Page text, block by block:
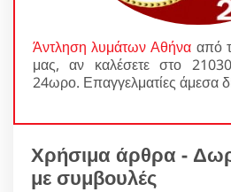
Άντληση λυμάτων Αθήνα από
μας, αν καλέσετε στο
24ωρο. Επαγγελματίες άμεσα
Χρήσιμα άρθρα -
με συμβουλές